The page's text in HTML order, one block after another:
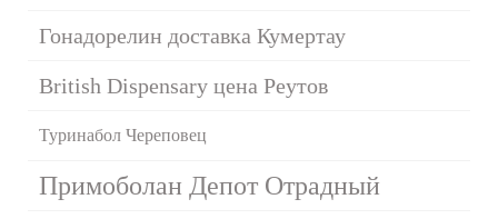
Гонадорелин доставка Кумертау
British Dispensary цена Реутов
Туринабол Череповец
Примоболан Депот Отрадный